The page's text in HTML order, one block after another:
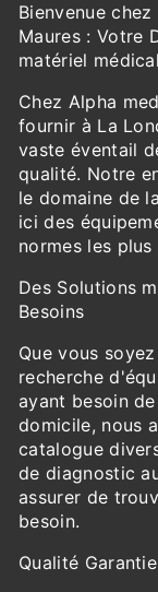
Bienvenue
Maures : Votre
matériel
Chez Alpha
fournir à La
vaste éventail
qualité. Notre
le domaine de
ici des
normes les
Des Solutions
Besoins
Que vous
recherche
ayant besoin
domicile, nous
catalogue
de diagnostic
assurer de
besoin.
Qualité